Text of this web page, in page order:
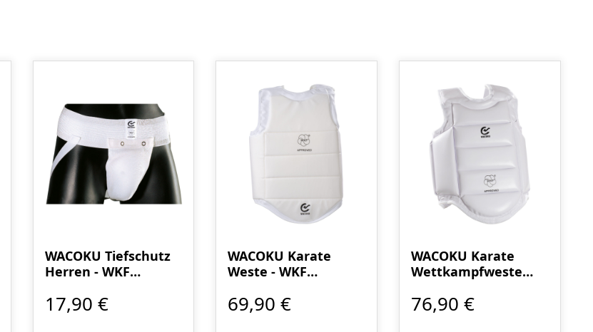
WACOKU Tiefschutz
Herren - WKF
17,90 €
WACOKU Karate
Weste - WKF
69,90 €
WACOKU Karate
Wettkampfweste
anerkannt
76,90 €